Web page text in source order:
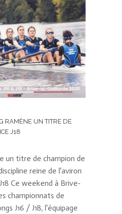
RAMÈNE UN TITRE DE
J18
un titre de champion de
reine de l'aviron
Ce weekend à Brive-
championnats de
J16 / J18, l'équipage